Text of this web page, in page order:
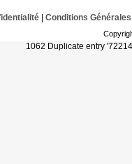
| Conditions Générales
1062 Duplicate entry